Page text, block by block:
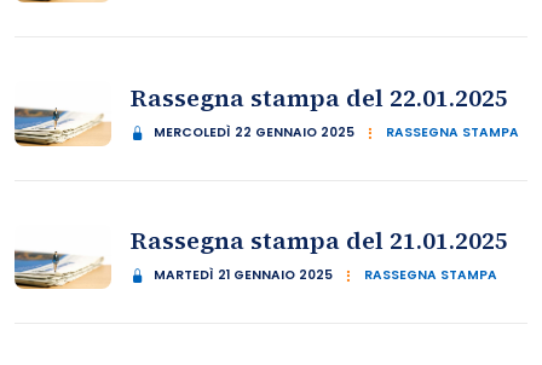
Rassegna stampa del 22.01.2025
MERCOLEDÌ 22 GENNAIO 2025 RASSEGNA STAMPA
Rassegna stampa del 21.01.2025
MARTEDÌ 21 GENNAIO 2025 RASSEGNA STAMPA